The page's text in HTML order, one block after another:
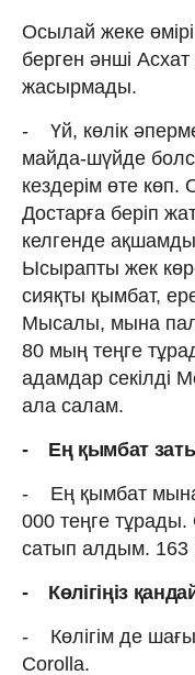
Осылай жеке
берген әнші
жасырмады.
- Үй, көлік
майда-шүйде
кездерім өте көп.
Достарға беріп
келгенде
Ысырапты жек
сияқты қымбат,
Мысалы, мына
80 мың теңге
адамдар секілді
ала салам.
- Ең қымбат
- Ең қымбат
000 теңге тұрады.
сатып алдым. 163
- Көлігіңіз
- Көлігім де
Сorolla.